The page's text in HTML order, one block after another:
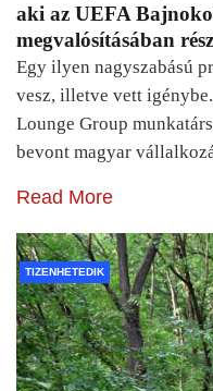
aki az UEFA
megvalósításában
Egy ilyen nagyszabású
vesz, illetve vett
Lounge Group
bevont magyar
Read More
TIZENHETEDIK